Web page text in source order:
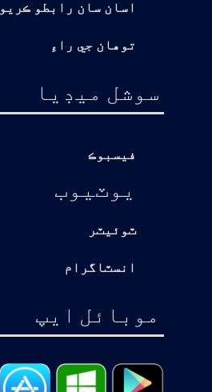
اسان سان رابطو ڪريو
توهان جي راءِ
سوشل ميڊيا
فيسبوڪ
يوٽيوب
ٽوئيٽر
انسٽاگرام
موبائل ايپ